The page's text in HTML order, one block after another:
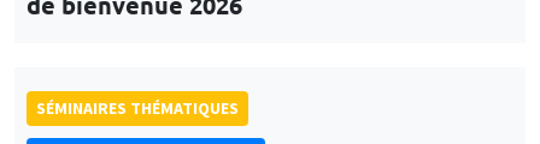
SÉMINAIRES THÉMATIQUES